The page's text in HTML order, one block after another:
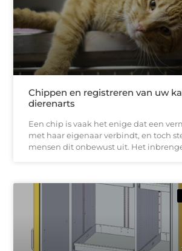
Chippen en registreren van uw
dierenarts
Een chip is vaak het enige dat een
met haar eigenaar verbindt, en toch
mensen dit onbewust uit. Het